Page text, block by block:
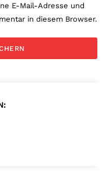
E-Mail-Adresse und
in diesem Browser.